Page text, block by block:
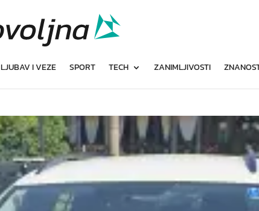
LJUBAV I VEZE SPORT TECH ZANIMLJIVOSTI